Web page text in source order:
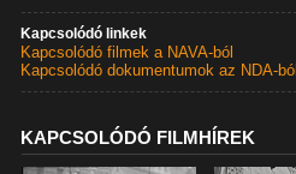
Kapcsolódó linkek
Kapcsolódó filmek a NAVA-ból
Kapcsolódó dokumentumok az NDA-ból
KAPCSOLÓDÓ FILMHÍREK